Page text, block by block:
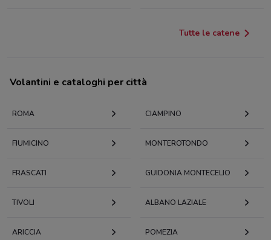
Tutte le catene
Volantini e cataloghi per città
ROMA CIAMPINO
FIUMICINO MONTEROTONDO
FRASCATI GUIDONIA MONTECELIO
TIVOLI ALBANO LAZIALE
ARICCIA POMEZIA